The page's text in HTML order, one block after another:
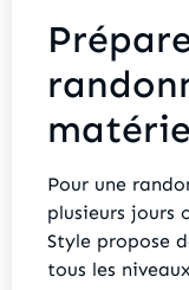
Pour une
plusieurs jours
Style propose
tous les